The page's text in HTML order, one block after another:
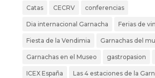
Catas CECRV conferencias
Dia internacional Garnacha Ferias de
Fiesta de la Vendimia Garnachas del
Garnachas en el Museo gastropasion
ICEX España Las 4 estaciones de la